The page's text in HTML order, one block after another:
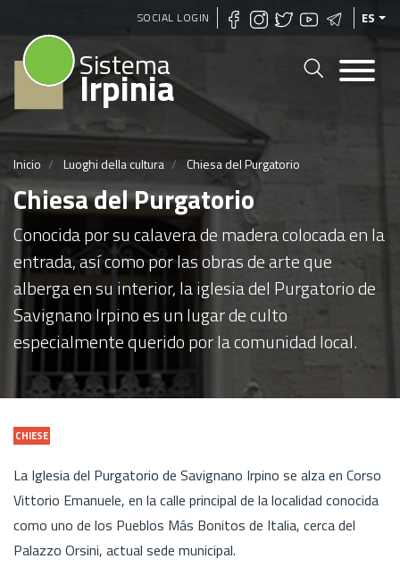
Pasar
SOCIAL LOGIN ES
Sistema
Irpinia
Inicio Luoghi della cultura Chiesa del Purgatorio
Chiesa del Purgatorio
Conocida por su calavera de madera colocada en la
entrada, así como por las obras de arte que
alberga en su interior, la iglesia del Purgatorio de
Savignano Irpino es un lugar de culto
especialmente querido por la comunidad local.
CHIESE
La Iglesia del Purgatorio de Savignano Irpino se alza en Corso
Vittorio Emanuele, en la calle principal de la localidad conocida
como uno de los Pueblos Más Bonitos de Italia, cerca del
Palazzo Orsini, actual sede municipal.